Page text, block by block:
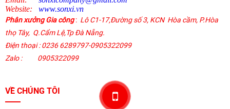
Website:
www.sonxi.vn
Phân xưởng Gia công: Lô C1-17,Đường số 3, KCN Hòa cầm, P.Hòa
thọ Tây, Q.Cẩm Lệ,Tp Đà Nẵng.
Điện thoại : 0236 6289797-0905322099
Zalo : 0905322099
VỀ CHÚNG TÔI